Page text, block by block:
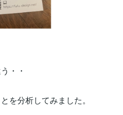
・・
を分析してみました。